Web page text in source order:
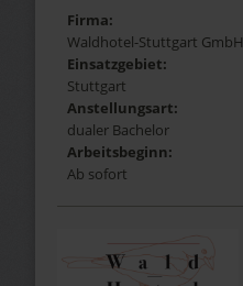
Firma:
Waldhotel-Stuttgart GmbH
Einsatzgebiet:
Stuttgart
Anstellungsart:
dualer Bachelor
Arbeitsbeginn:
Ab sofort